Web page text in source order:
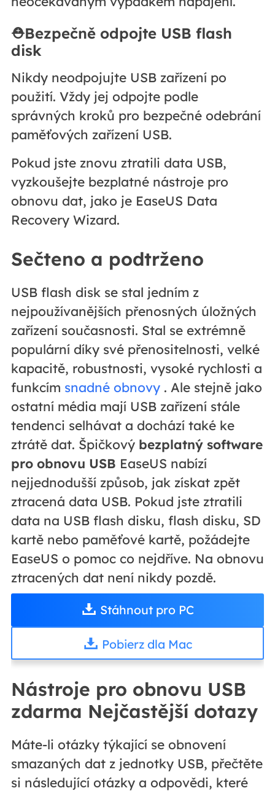
⛑️Bezpečně odpojte USB flash
disk
Nikdy neodpojujte USB zařízení po
použití. Vždy jej odpojte podle
správných kroků pro bezpečné odebrání
paměťových zařízení USB.
Pokud jste znovu ztratili data USB,
vyzkoušejte bezplatné nástroje pro
obnovu dat, jako je EaseUS Data
Recovery Wizard.
Sečteno a podtrženo
USB flash disk se stal jedním z
nejpoužívanějších přenosných úložných
zařízení současnosti. Stal se extrémně
populární díky své přenositelnosti, velké
kapacitě, robustnosti, vysoké rychlosti a
funkcím snadné obnovy. Ale stejně jako
ostatní média mají USB zařízení stále
tendenci selhávat a dochází také ke
ztrátě dat. Špičkový bezplatný software
pro obnovu USB EaseUS nabízí
nejjednodušší způsob, jak získat zpět
ztracená data USB. Pokud jste ztratili
data na USB flash disku, flash disku, SD
kartě nebo paměťové kartě, požádejte
EaseUS o pomoc co nejdříve. Na obnovu
ztracených dat není nikdy pozdě.
Stáhnout pro PC
Pobierz dla Mac
Nástroje pro obnovu USB
zdarma Nejčastější dotazy
Máte-li otázky týkající se obnovení
smazaných dat z jednotky USB, přečtěte
si následující otázky a odpovědi, které